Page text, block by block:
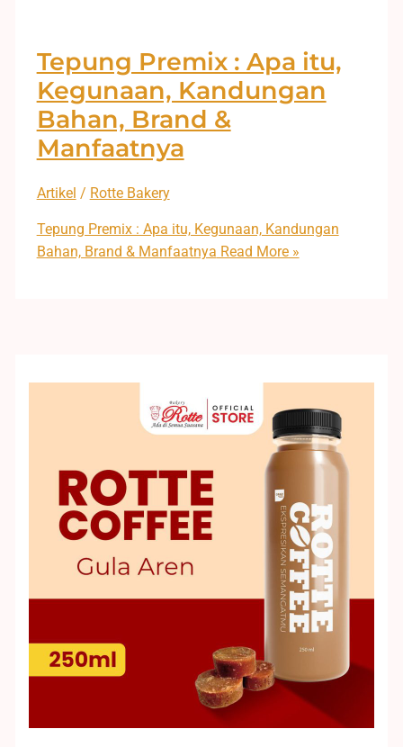
Tepung Premix : Apa itu,
Kegunaan, Kandungan
Bahan, Brand &
Manfaatnya
Artikel / Rotte Bakery
Tepung Premix : Apa itu, Kegunaan, Kandungan
Bahan, Brand & Manfaatnya Read More »